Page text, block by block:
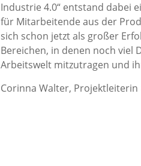
Industrie 4.0“ entstand dabei
für Mitarbeitende aus der
sich schon jetzt als großer
Bereichen, in denen noch viel
Arbeitswelt mitzutragen und
Corinna Walter,